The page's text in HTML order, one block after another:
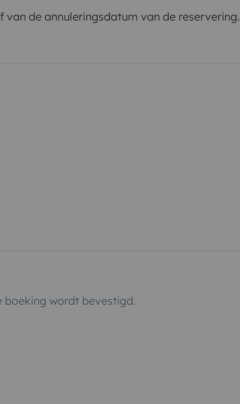
van de annuleringsdatum van de reservering.
boeking wordt bevestigd.